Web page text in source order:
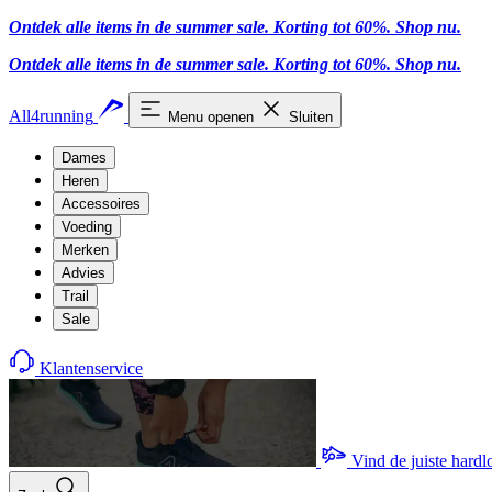
Ontdek alle items in de summer sale. Korting tot 60%. Shop nu.
Ontdek alle items in de summer sale. Korting tot 60%. Shop nu.
All4running Menu openen Sluiten
Dames
Heren
Accessoires
Voeding
Merken
Advies
Trail
Sale
Klantenservice
Vind de juiste